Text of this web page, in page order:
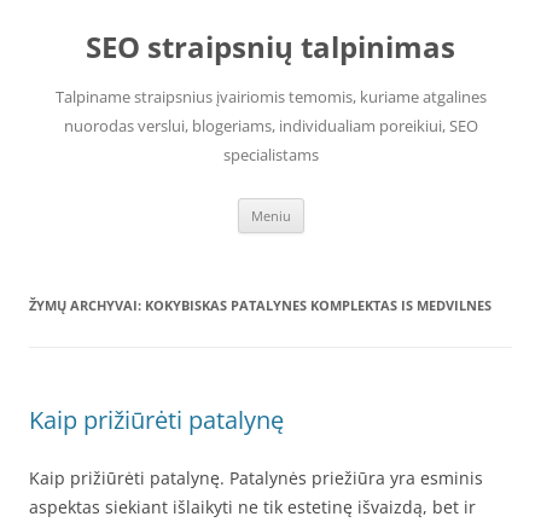
SEO straipsnių talpinimas
Talpiname straipsnius įvairiomis temomis, kuriame atgalines
nuorodas verslui, blogeriams, individualiam poreikiui, SEO
specialistams
Meniu
ŽYMŲ ARCHYVAI: KOKYBISKAS PATALYNES KOMPLEKTAS IS MEDVILNES
Kaip prižiūrėti patalynę
Kaip prižiūrėti patalynę. Patalynės priežiūra yra esminis
aspektas siekiant išlaikyti ne tik estetinę išvaizdą, bet ir